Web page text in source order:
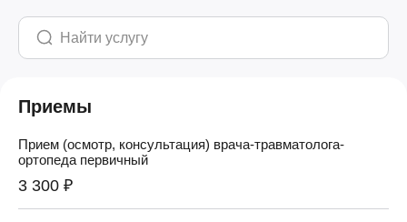
Приемы
Прием (осмотр, консультация) врача-травматолога-
ортопеда первичный
3 300 ₽